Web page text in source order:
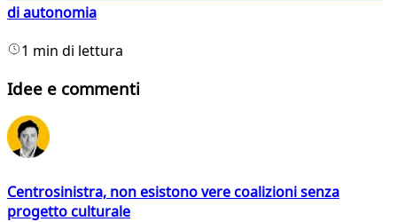
di autonomia
1 min di lettura
Idee e commenti
Centrosinistra, non esistono vere coalizioni senza
progetto culturale